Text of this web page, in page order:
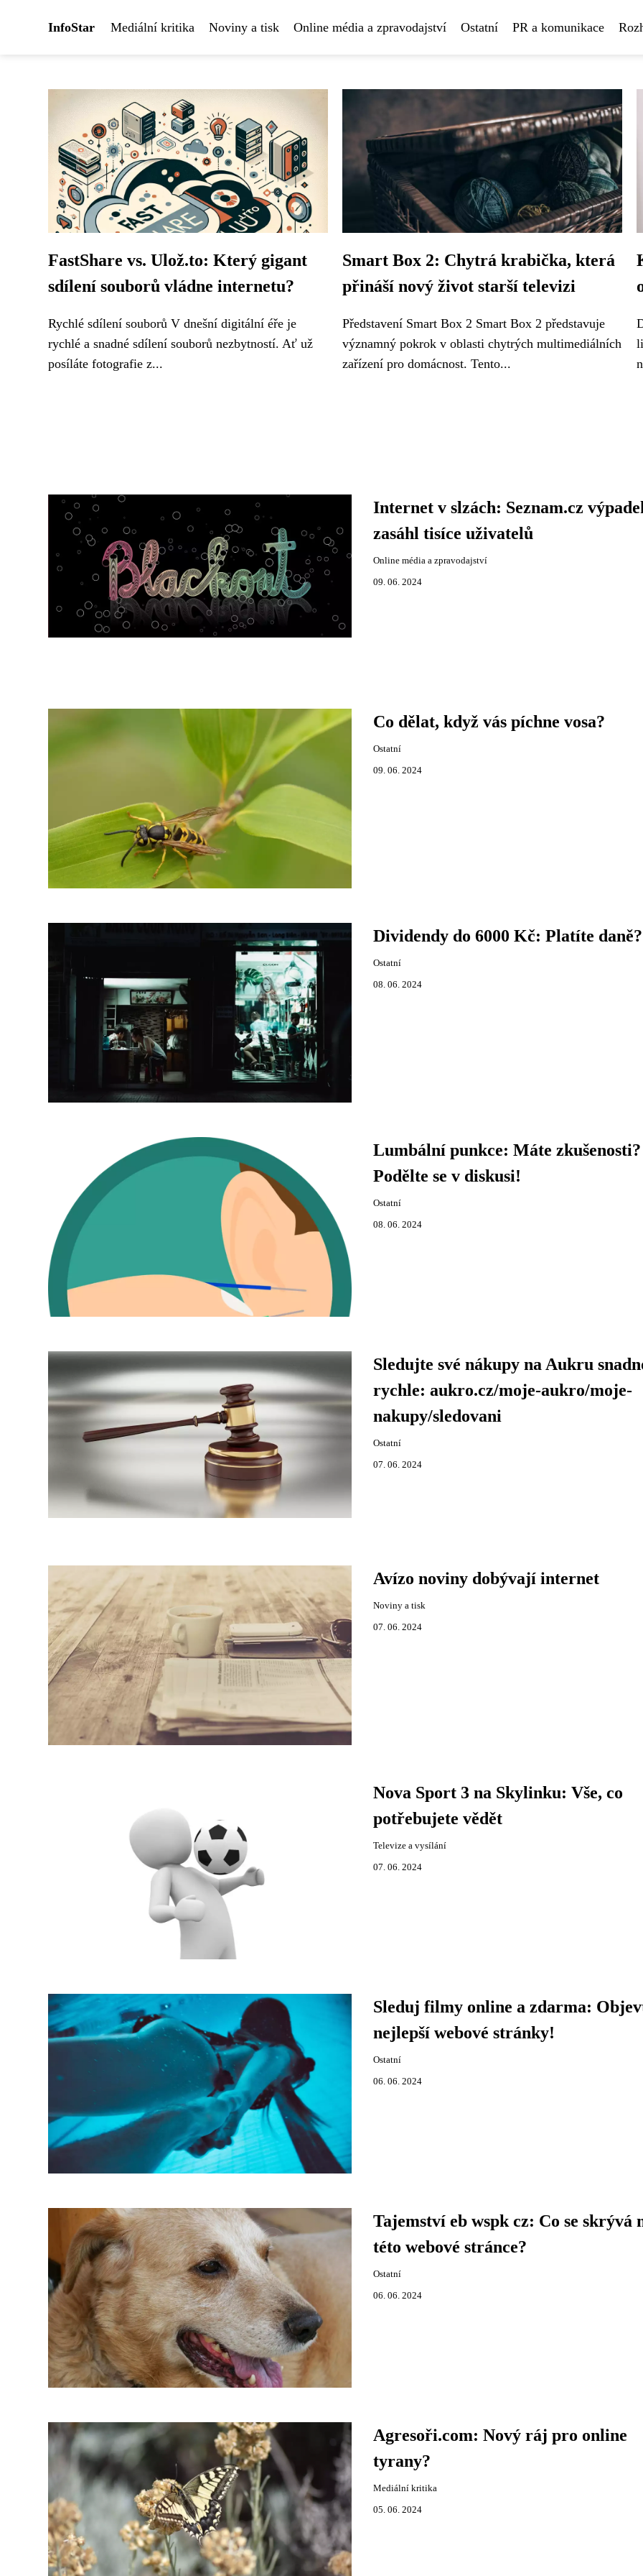
InfoStar Mediální kritika Noviny a tisk Online média a zpravodajství Ostatní PR a komunikace
FastShare vs. Ulož.to: Který gigant
sdílení souborů vládne internetu?
Rychlé sdílení souborů V dnešní digitální éře je
rychlé a snadné sdílení souborů nezbytností. Ať už
posíláte fotografie z...
Smart Box 2: Chytrá krabička, která
přináší nový život starší televizi
Představení Smart Box 2 Smart Box 2 představuje
významný pokrok v oblasti chytrých multimediálních
zařízení pro domácnost. Tento...
Internet v slzách: Seznam.cz
zasáhl tisíce uživatelů
Online média a zpravodajství
09. 06. 2024
Co dělat, když vás píchne vosa?
Ostatní
09. 06. 2024
Dividendy do 6000 Kč: Platíte daně?
Ostatní
08. 06. 2024
Lumbální punkce: Máte zkušenosti?
Podělte se v diskusi!
Ostatní
08. 06. 2024
Sledujte své nákupy na Aukru
rychle: aukro.cz/moje-aukro/moje-
nakupy/sledovani
Ostatní
07. 06. 2024
Avízo noviny dobývají internet
Noviny a tisk
07. 06. 2024
Nova Sport 3 na Skylinku: Vše, co
potřebujete vědět
Televize a vysílání
07. 06. 2024
Sleduj filmy online a zdarma:
nejlepší webové stránky!
Ostatní
06. 06. 2024
Tajemství eb wspk cz: Co se skrývá
této webové stránce?
Ostatní
06. 06. 2024
Agresoři.com: Nový ráj pro online
tyrany?
Mediální kritika
05. 06. 2024